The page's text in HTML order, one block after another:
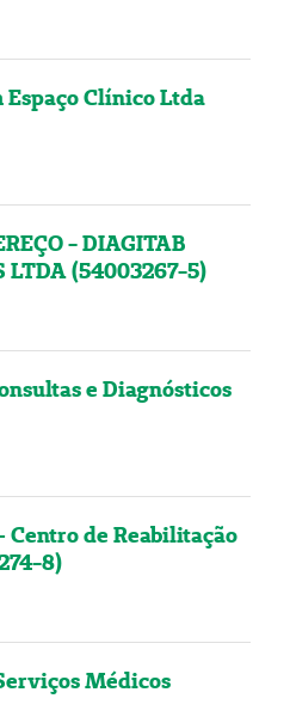
Clínico Ltda
- DIAGITAB
LTDA (54003267-5)
e Diagnósticos
Centro de Reabilitação
8)
Médicos